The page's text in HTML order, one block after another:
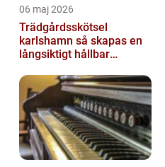
06 maj 2026
Trädgårdsskötsel
karlshamn så skapas en
långsiktigt hållbar